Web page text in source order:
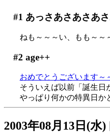
#1 あっさあさあさあ
ねも～～～い、もも～～
#2 age++
おめでとうございます～
そういえば以前「誕生日
やっぱり何かの特異日
2003年08月13日(水)